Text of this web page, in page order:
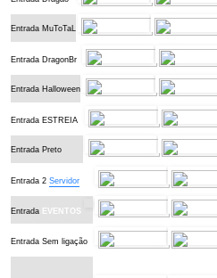
Entrada MuToTaL
Entrada DragonBr
Entrada Halloween
Entrada ESTREIA
Entrada Preto
Entrada 2 Servidor
Entrada EVENTOS
Entrada Sem ligação